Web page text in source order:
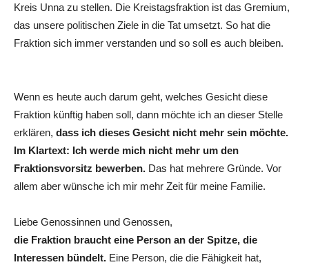
Kreis Unna zu stellen. Die Kreistagsfraktion ist das Gremium,
das unsere politischen Ziele in die Tat umsetzt. So hat die
Fraktion sich immer verstanden und so soll es auch bleiben.
Wenn es heute auch darum geht, welches Gesicht diese
Fraktion künftig haben soll, dann möchte ich an dieser Stelle
erklären, dass ich dieses Gesicht nicht mehr sein möchte.
Im Klartext: Ich werde mich nicht mehr um den
Fraktionsvorsitz bewerben. Das hat mehrere Gründe. Vor
allem aber wünsche ich mir mehr Zeit für meine Familie.
Liebe Genossinnen und Genossen,
die Fraktion braucht eine Person an der Spitze, die
Interessen bündelt. Eine Person, die die Fähigkeit hat,